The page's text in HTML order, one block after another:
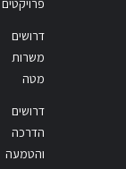
פרויקטים
דרושים
משרות
מטה
דרושים
הדרכה
והטמעה